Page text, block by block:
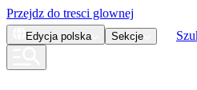
Przejdz do tresci glownej
Edycja polska Sekcje